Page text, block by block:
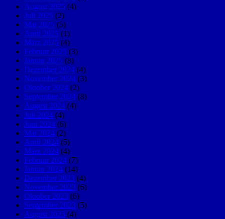
August 2025 (4)
Juli 2025 (2)
Mai 2025 (5)
April 2025 (1)
März 2025 (4)
Februar 2025 (3)
Januar 2025 (8)
Dezember 2024 (4)
November 2024 (3)
Oktober 2024 (2)
September 2024 (8)
August 2024 (4)
Juli 2024 (4)
Juni 2024 (6)
Mai 2024 (2)
April 2024 (5)
März 2024 (4)
Februar 2024 (7)
Januar 2024 (14)
Dezember 2023 (4)
November 2023 (6)
Oktober 2023 (6)
September 2023 (5)
August 2023 (4)